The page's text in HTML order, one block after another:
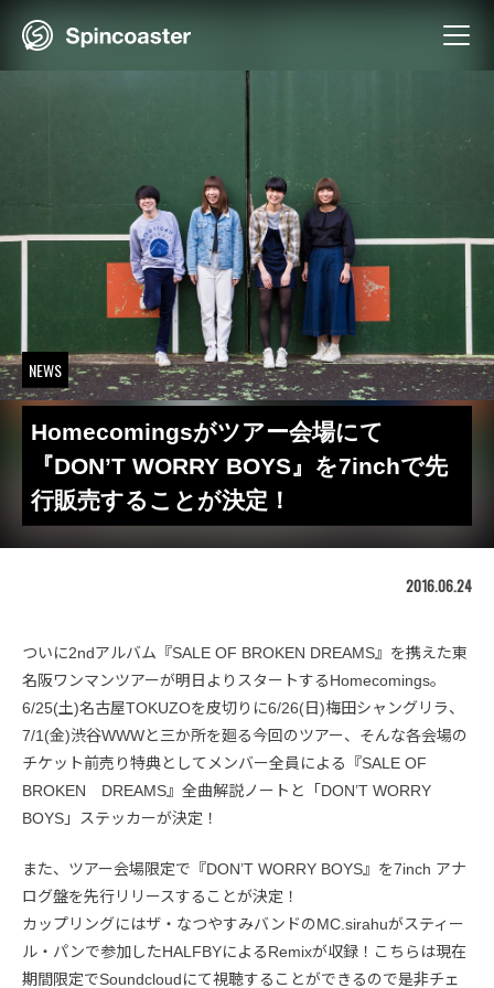
NEWS
Homecomingsがツアー会場にて
『DON’T WORRY BOYS』を7inchで先
行販売することが決定！
2016.06.24
ついに2ndアルバム『SALE OF BROKEN DREAMS』を携えた東
名阪ワンマンツアーが明日よりスタートするHomecomings。
6/25(土)名古屋TOKUZOを皮切りに6/26(日)梅田シャングリラ、
7/1(金)渋谷WWWと三か所を廻る今回のツアー、そんな各会場の
チケット前売り特典としてメンバー全員による『SALE OF
BROKEN DREAMS』全曲解説ノートと「DON’T WORRY
BOYS」ステッカーが決定！
また、ツアー会場限定で『DON’T WORRY BOYS』を7inch アナ
ログ盤を先行リリースすることが決定！
カップリングにはザ・なつやすみバンドのMC.sirahuがスティー
ル・パンで参加したHALFBYによるRemixが収録！こちらは現在
期間限定でSoundcloudにて視聴することができるので是非チェ